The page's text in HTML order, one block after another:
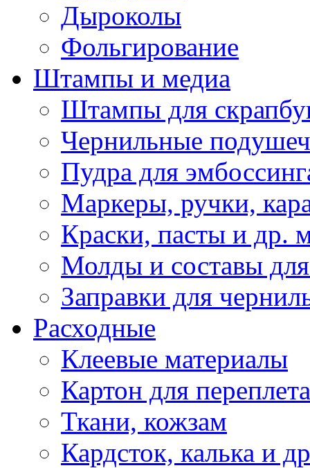
Дыроколы
Фольгирование
Штампы и медиа
Штампы для
Чернильные
Пудра для
Маркеры, ручки,
Краски, пасты и др.
Молды и составы
Заправки для
Расходные
Клеевые материалы
Картон для переплета
Ткани, кожзам
Кардсток, калька и